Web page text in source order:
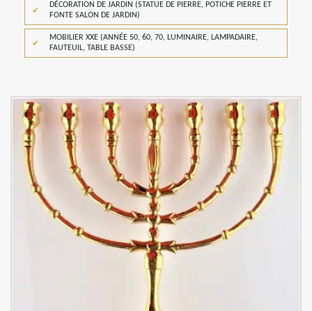
DÉCORATION DE JARDIN (STATUE DE PIERRE, POTICHE PIERRE ET
FONTE SALON DE JARDIN)
MOBILIER XXE (ANNÉE 50, 60, 70, LUMINAIRE, LAMPADAIRE,
FAUTEUIL, TABLE BASSE)